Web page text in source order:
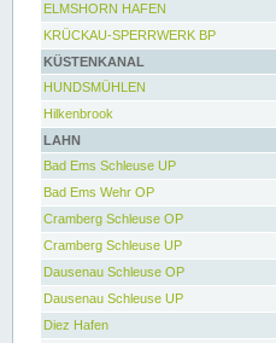
ELMSHORN HAFEN
KRÜCKAU-SPERRWERK BP
KÜSTENKANAL
HUNDSMÜHLEN
Hilkenbrook
LAHN
Bad Ems Schleuse UP
Bad Ems Wehr OP
Cramberg Schleuse OP
Cramberg Schleuse UP
Dausenau Schleuse OP
Dausenau Schleuse UP
Diez Hafen